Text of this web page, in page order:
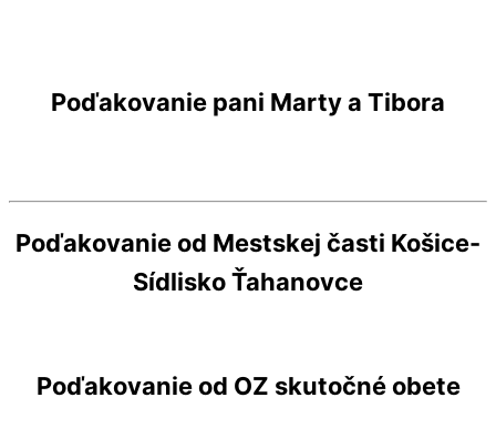
Poďakovanie pani Marty a Tibora
Poďakovanie od Mestskej časti Košice-
Sídlisko Ťahanovce
Poďakovanie od OZ skutočné obete